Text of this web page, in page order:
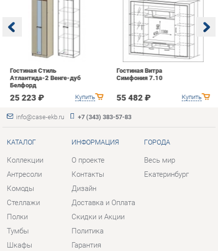
Атлантида-2 Венге-дуб
25 223 ₽ Купить
Гостиная Витра
Симфония 7.10
55 482 ₽
info@case-ekb.ru
КАТАЛОГ
Коллекции
Комоды
Полки
Тумбы
Шкафы
Комплектующие
Контакты
Дизайн
Скидки и Акции
Политика
Гарантия
Помощь
ГОРОДА
Шоурум и склад самовывоза
Адрес: г. Березовский, ул.